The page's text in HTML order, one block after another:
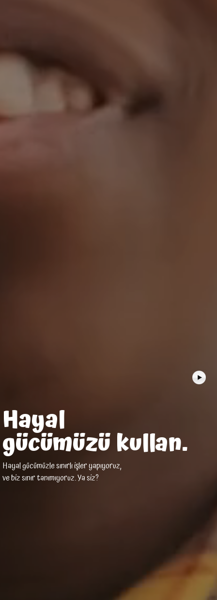
Hayal
gücümüzü kullan.
Hayal gücümüzle sınırlı işler yapıyoruz,
ve biz sınır tanımıyoruz. Ya siz?